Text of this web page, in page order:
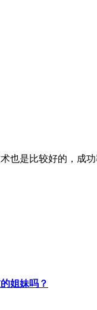
也是比较好的，成
姐妹吗？